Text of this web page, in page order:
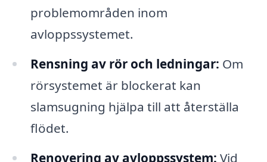
problemområden inom
avloppssystemet.
Rensning av rör och ledningar: Om
rörsystemet är blockerat kan
slamsugning hjälpa till att återställa
flödet.
Renovering av avloppssystem: Vid